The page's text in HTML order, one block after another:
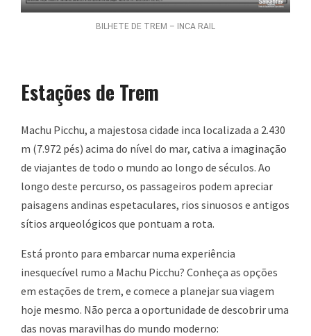
BILHETE DE TREM – INCA RAIL
Estações de Trem
Machu Picchu, a majestosa cidade inca localizada a 2.430
m (7.972 pés) acima do nível do mar, cativa a imaginação
de viajantes de todo o mundo ao longo de séculos. Ao
longo deste percurso, os passageiros podem apreciar
paisagens andinas espetaculares, rios sinuosos e antigos
sítios arqueológicos que pontuam a rota.
Está pronto para embarcar numa experiência
inesquecível rumo a Machu Picchu? Conheça as opções
em estações de trem, e comece a planejar sua viagem
hoje mesmo. Não perca a oportunidade de descobrir uma
das novas maravilhas do mundo moderno: